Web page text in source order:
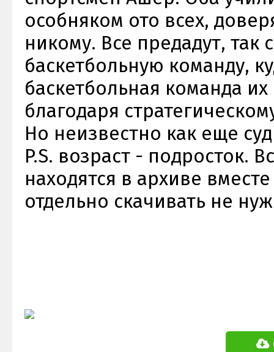
особняком ото всех,
никому. Все предадут,
баскетбольную команду,
баскетбольная команда
благодаря
Но неизвестно как еще
P.S. возраст - подросток.
находятся в архиве
отдельно скачивать не